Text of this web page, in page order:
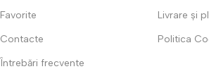
Favorite
Contacte
Întrebări frecvente
Livrare și
Politica